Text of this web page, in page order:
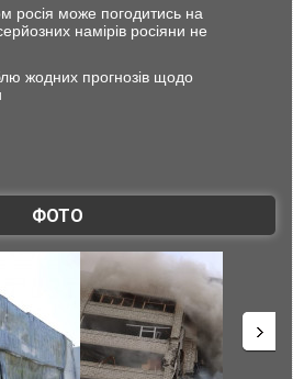
росія може погодитись на
намірів росіяни не
жодних прогнозів щодо
ФОТО